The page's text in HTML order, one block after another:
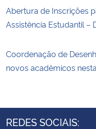
Abertura de Inscrições
Assistência Estudantil –
Coordenação de
novos acadêmicos
REDES SOCIAIS: